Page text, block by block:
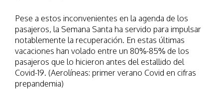
Pese a estos inconvenientes en la agenda de los
pasajeros, la Semana Santa ha servido para impulsar
notablemente la recuperación. En estas últimas
vacaciones han volado entre un 80%-85% de los
pasajeros que lo hicieron antes del estallido del
Covid-19. (Aerolíneas: primer verano Covid en cifras
prepandemia)